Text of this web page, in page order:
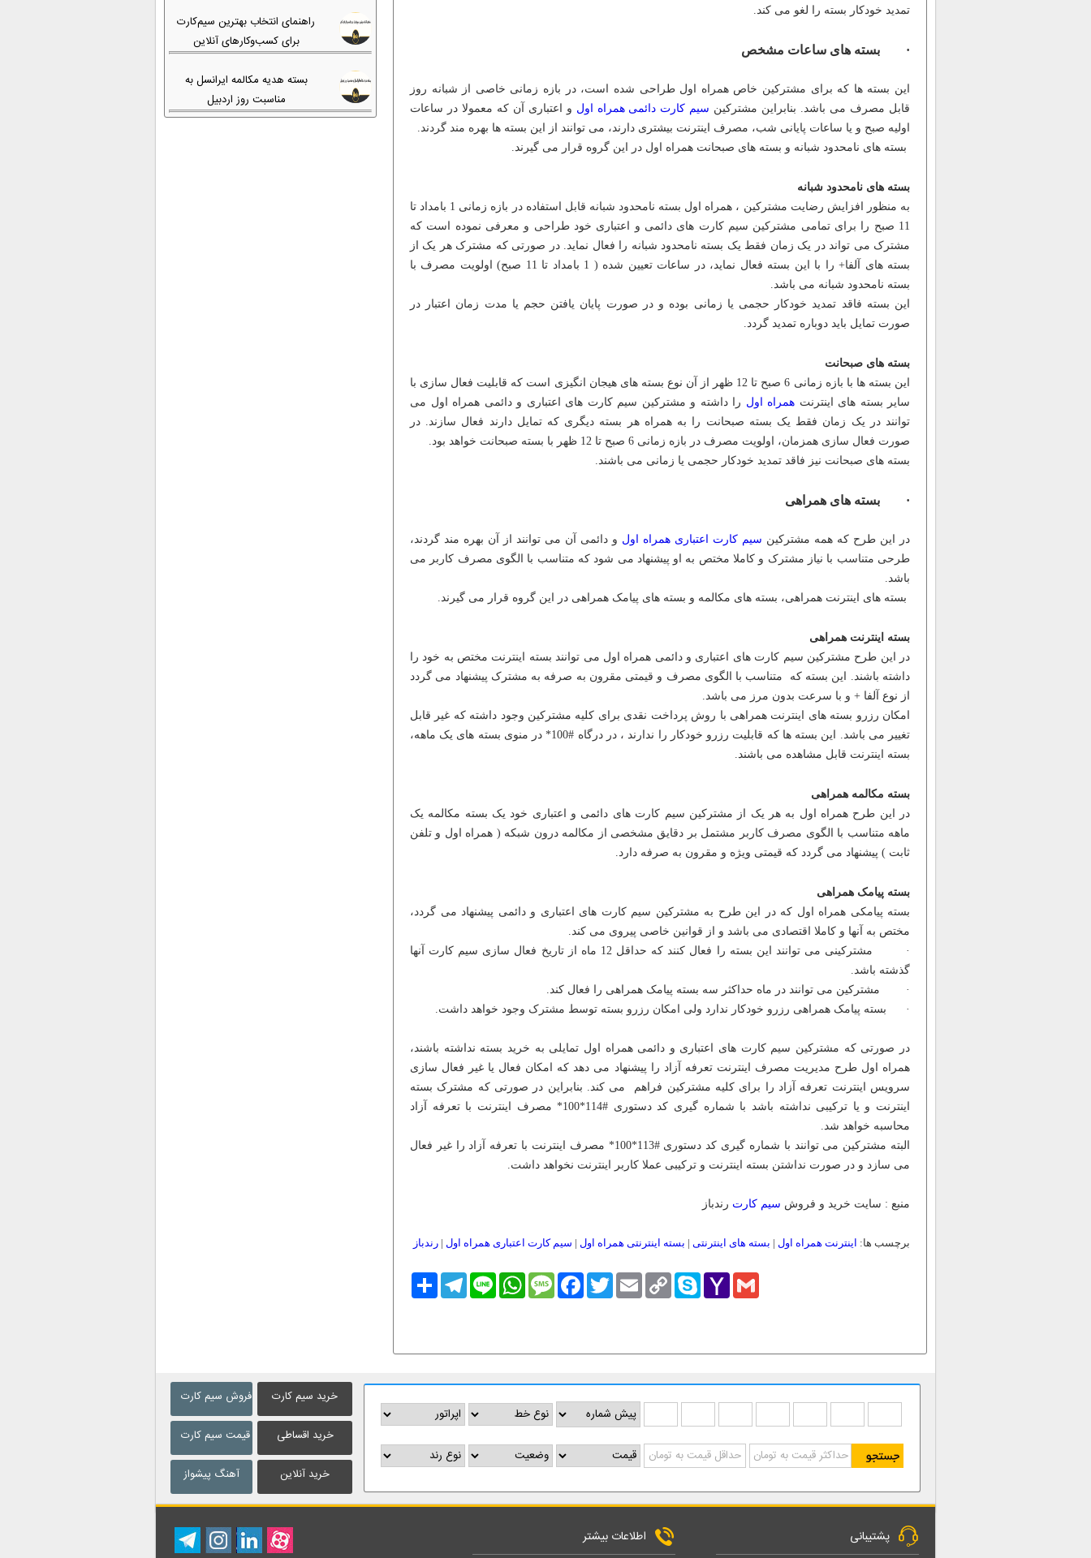
تمدید خودکار بسته را لغو می کند.
· بسته های ساعات مشخص
این بسته ها که برای مشترکین خاص همراه اول طراحی شده است، در بازه زمانی خاصی از شبانه روز
قابل مصرف می باشد. بنابراین مشترکین سیم کارت دائمی همراه اول و اعتباری آن که معمولا در ساعات
اولیه صبح و یا ساعات پایانی شب، مصرف اینترنت بیشتری دارند، می توانند از این بسته ها بهره مند گردند.
بسته های نامحدود شبانه و بسته های صبحانت همراه اول در این گروه قرار می گیرند.
بسته های نامحدود شبانه
به منظور افزایش رضایت مشترکین ، همراه اول بسته نامحدود شبانه قابل استفاده در بازه زمانی 1 بامداد تا
11 صبح را برای تمامی مشترکین سیم کارت های دائمی و اعتباری خود طراحی و معرفی نموده است که
مشترک می تواند در یک زمان فقط یک بسته نامحدود شبانه را فعال نماید. در صورتی که مشترک هر یک از
بسته های آلفا+ را با این بسته فعال نماید، در ساعات تعیین شده ( 1 بامداد تا 11 صبح) اولویت مصرف با
بسته نامحدود شبانه می باشد.
این بسته فاقد تمدید خودکار حجمی یا زمانی بوده و در صورت پایان یافتن حجم یا مدت زمان اعتبار در
صورت تمایل باید دوباره تمدید گردد.
بسته های صبحانت
این بسته ها با بازه زمانی 6 صبح تا 12 ظهر از آن نوع بسته های هیجان انگیزی است که قابلیت فعال سازی با
سایر بسته های اینترنت همراه اول را داشته و مشترکین سیم کارت های اعتباری و دائمی همراه اول می
توانند در یک زمان فقط یک بسته صبحانت را به همراه هر بسته دیگری که تمایل دارند فعال سازند. در
صورت فعال سازی همزمان، اولویت مصرف در بازه زمانی 6 صبح تا 12 ظهر با بسته صبحانت خواهد بود.
بسته های صبحانت نیز فاقد تمدید خودکار حجمی یا زمانی می باشند.
· بسته های همراهی
در این طرح که همه مشترکین سیم کارت اعتباری همراه اول و دائمی آن می توانند از آن بهره مند گردند،
طرحی متناسب با نیاز مشترک و کاملا مختص به او پیشنهاد می شود که متناسب با الگوی مصرف کاربر می
باشد.
بسته های اینترنت همراهی، بسته های مکالمه و بسته های پیامک همراهی در این گروه قرار می گیرند.
بسته اینترنت همراهی
در این طرح مشترکین سیم کارت های اعتباری و دائمی همراه اول می توانند بسته اینترنت مختص به خود را
داشته باشند. این بسته که متناسب با الگوی مصرف و قیمتی مقرون به صرفه به مشترک پیشنهاد می گردد
از نوع آلفا + و با سرعت بدون مرز می باشد.
امکان رزرو بسته های اینترنت همراهی با روش پرداخت نقدی برای کلیه مشترکین وجود داشته که غیر قابل
تغییر می باشد. این بسته ها که قابلیت رزرو خودکار را ندارند ، در درگاه #100* در منوی بسته های یک ماهه،
بسته اینترنت قابل مشاهده می باشند.
بسته مکالمه همراهی
در این طرح همراه اول به هر یک از مشترکین سیم کارت های دائمی و اعتباری خود یک بسته مکالمه یک
ماهه متناسب با الگوی مصرف کاربر مشتمل بر دقایق مشخصی از مکالمه در ون شبکه ( همراه اول و تلفن
ثابت ) پیشنهاد می گردد که قیمتی ویژه و مقرون به صرفه دارد.
بسته پیامک همراهی
بسته پیامکی همراه اول که در این طرح به مشترکین سیم کارت های اعتباری و دائمی پیشنهاد می گردد،
مختص به آنها و کاملا اقتصادی می باشد و از قوانین خاصی پیروی می کند.
· مشترکینی می توانند این بسته را فعال کنند که حداقل 12 ماه از تاریخ فعال سازی سیم کارت آنها
گذشته باشد.
· مشترکین می توانند در ماه حداکثر سه بسته پیامک همراهی را فعال کند.
· بسته پیامک همراهی رزرو خودکار ندارد ولی امکان رزرو بسته توسط مشترک وجود خواهد داشت.
در صورتی که مشترکین سیم کارت های اعتباری و دائمی همراه اول تمایلی به خرید بسته نداشته باشند،
همراه اول طرح مدیریت مصرف اینترنت تعرفه آزاد را پیشنهاد می دهد که امکان فعال یا غیر فعال سازی
سرویس اینترنت تعرفه آزاد را برای کلیه مشترکین فراهم می کند. بنابراین در صورتی که مشترک بسته
اینترنت و یا ترکیبی نداشته باشد با شماره گیری کد دستوری #114*100* مصرف اینترنت با تعرفه آزاد
محاسبه خواهد شد.
البته مشترکین می توانند با شماره گیری کد دستوری #113*100* مصرف اینترنت با تعرفه آزاد را غیر فعال
می سازد و در صورت نداشتن بسته اینترنت و ترکیبی عملا کاربر اینترنت نخواهد داشت.
منبع : سایت خرید و فروش سیم کارت رندباز
برچسب ها: اینترنت همراه اول | بسته های اینترنتی | بسته اینترنتی همراه اول | سیم کارت اعتباری همراه اول | رندباز
اشتراکTelegram Line
WhatsAppMessageFacebookTwitter Email
Copy
Link
Skype Yahoo Gmail
راهنمای انتخاب بهترین سیم‌کارت
برای کسب‌وکارهای آنلاین
بسته هدیه مکالمه ایرانسل به
مناسبت روز اردبیل
فروش سیم کارت
قیمت سیم کارت
آهنگ پیشواز
خرید سیم کارت
خرید اقساطی
خرید آنلاین
پشتیبانی اطلاعات بیشتر